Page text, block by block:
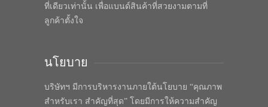
ที่เดียวเท่านั้น เพื่อแบนด์สินค้าที่สวยงามตามที่
ลูกค้าตั้งใจ
นโยบาย
บริษัทฯ มีการบริหารงานภายใต้นโยบาย “คุณภาพ
สำหรับเรา สำคัญที่สุด” โดยมีการให้ความสำคัญ